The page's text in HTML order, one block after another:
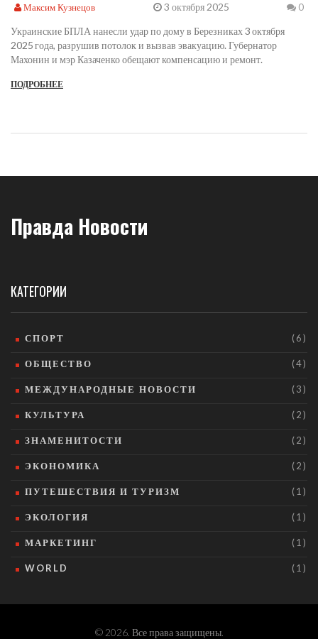
Максим Кузнецов 3 октября 2025 0
Украинские БПЛА нанесли удар по дому в Березниках 3 октября
2025 года, разрушив потолок и вызвав эвакуацию. Губернатор
Махонин и мэр Казаченко обещают компенсацию и ремонт.
ПОДРОБНЕЕ
Правда Новости
КАТЕГОРИИ
СПОРТ (6)
ОБЩЕСТВО (4)
МЕЖДУНАРОДНЫЕ НОВОСТИ (3)
КУЛЬТУРА (2)
ЗНАМЕНИТОСТИ (2)
ЭКОНОМИКА (2)
ПУТЕШЕСТВИЯ И ТУРИЗМ (1)
ЭКОЛОГИЯ (1)
МАРКЕТИНГ (1)
WORLD (1)
© 2026. Все права защищены.